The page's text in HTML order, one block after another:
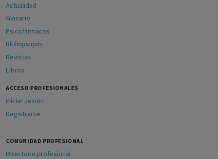
Actualidad
Glosario
Psicofármacos
Bibliopsiquis
Revistas
Libros
ACCESO PROFESIONALES
Iniciar sesión
Registrarse
COMUNIDAD PROFESIONAL
Directorio profesional